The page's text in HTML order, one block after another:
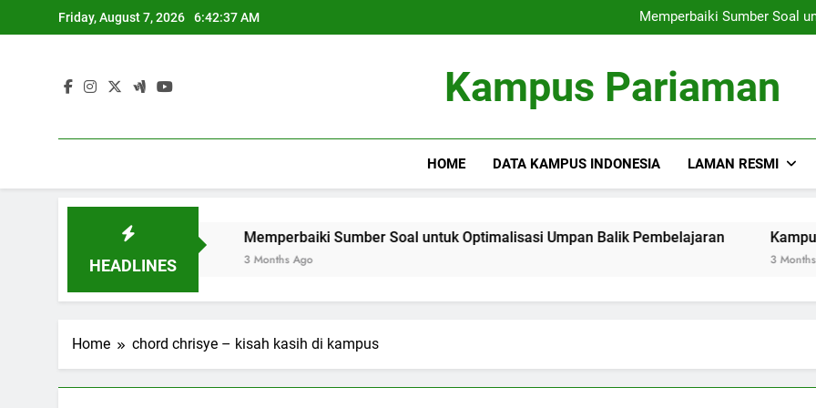
to
Friday, August 7, 2026 6:42:37 AM
Memperbaiki Sumber Soal
Memperbaiki Sumber Soal
Kampus Pariaman
HOME DATA KAMPUS INDONESIA LAMAN RESMI
HEADLINES
Universitas Global Memperbaiki Sumber Soal untuk Optimalisasi Umpan Balik Pembelajaran
3 Months Ago
Kampus
3 Months Ago
Home chord chrisye – kisah kasih di kampus